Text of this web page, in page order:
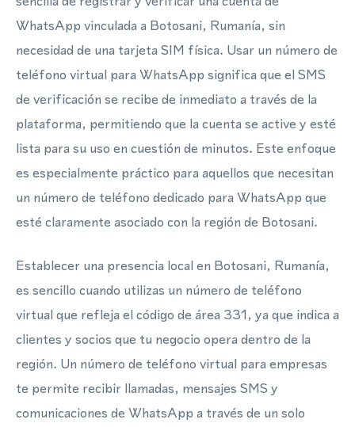
WhatsApp vinculada a Botosani, Rumanía, sin
necesidad de una tarjeta SIM física. Usar un número de
teléfono virtual para WhatsApp significa que el SMS
de verificación se recibe de inmediato a través de la
plataforma, permitiendo que la cuenta se active y esté
lista para su uso en cuestión de minutos. Este enfoque
es especialmente práctico para aquellos que necesitan
un número de teléfono dedicado para WhatsApp que
esté claramente asociado con la región de Botosani.
Establecer una presencia local en Botosani, Rumanía,
es sencillo cuando utilizas un número de teléfono
virtual que refleja el código de área 331, ya que indica a
clientes y socios que tu negocio opera dentro de la
región. Un número de teléfono virtual para empresas
te permite recibir llamadas, mensajes SMS y
comunicaciones de WhatsApp a través de un solo